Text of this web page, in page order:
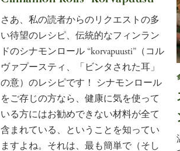
さあ、私の読者からのリクエストの多
い待望のレシピ、伝統的なフィンラン
ドのシナモンロール “korvapuusti”（コル
ヴァプースティ、「ビンタされた耳」
の意）のレシピです！ シナモンロール
をご存じの方なら、健康に気を使って
いる方にはお勧めできない材料が全て
含まれている、ということを知ってい
ますよね。それは、最も簡単で（そし